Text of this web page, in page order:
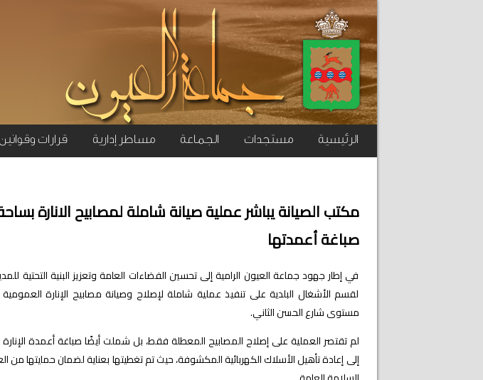
الرئيسية مستجدات الجماعة مساطر إدارية قرارات
مكتب الصيانة يباشر عملية صيانة شاملة لمصابيح الانارة
صباغة أعمدتها
في إطار جهود جماعة العيون الرامية إلى تحسين الفضاءات العامة وتعزيز البنية التحتية
لقسم الأشغال البلدية على تنفيذ عملية شاملة لإصلاح وصيانة مصابيح الإنارة
مستوى شارع الحسن الثاني.
لم تقتصر العملية على إصلاح المصابيح المعطلة فقط، بل شملت أيضًا صباغة أعمدة الإنارة
إلى إعادة تأهيل الأسلاك الكهربائية المكشوفة، حيث تم تغطيتها بعناية لضمان حمايتها من